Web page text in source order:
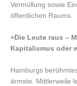
Vermüllung sowie
öffentlichen Raums.
»Die Leute raus –
Kapitalismus oder
Hamburgs
ärmste. Mittlerweile